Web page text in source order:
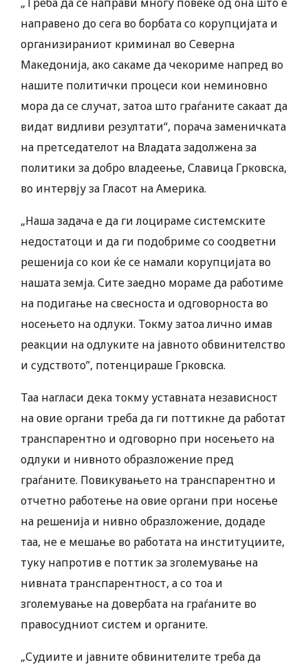
направено до сега во борбата со корупцијата и
организираниот криминал во Северна
Македонија, ако сакаме да чекориме напред во
нашите политички процеси кои неминовно
мора да се случат, затоа што граѓаните сакаат да
видат видливи резултати“, порача заменичката
на претседателот на Владата задолжена за
политики за добро владеење, Славица Грковска,
во интервју за Гласот на Америка.
„Наша задача е да ги лоцираме системските
недостатоци и да ги подобриме со соодветни
решенија со кои ќе се намали корупцијата во
нашата земја. Сите заедно мораме да работиме
на подигање на свесноста и одговорноста во
носењето на одлуки. Токму затоа лично имав
реакции на одлуките на јавното обвинителство
и судството”, потенцираше Грковска.
Таа нагласи дека токму уставната независност
на овие органи треба да ги поттикне да работат
транспарентно и одговорно при носењето на
одлуки и нивното образложение пред
граѓаните. Повикувањето на транспарентно и
отчетно работење на овие органи при носење
на решенија и нивно образложение, додаде
таа, не е мешање во работата на институциите,
туку напротив е поттик за зголемување на
нивната транспарентност, а со тоа и
зголемување на довербата на граѓаните во
правосудниот систем и органите.
„Судиите и јавните обвинителите треба да